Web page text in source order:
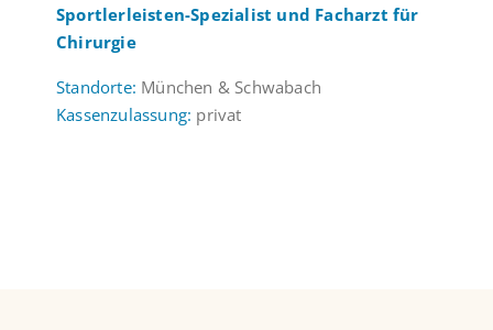
Sportlerleisten-Spezialist und Facharzt für
Chirurgie
Standorte: München & Schwabach
Kassenzulassung: privat